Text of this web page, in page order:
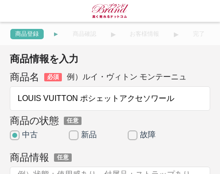
商品登録 商品確認 お客様情報 完了
商品情報を入力
商品名
必須 例）ルイ・ヴィトン モンテーニュ
商品の状態 任意
中古 新品 故障
商品情報 任意